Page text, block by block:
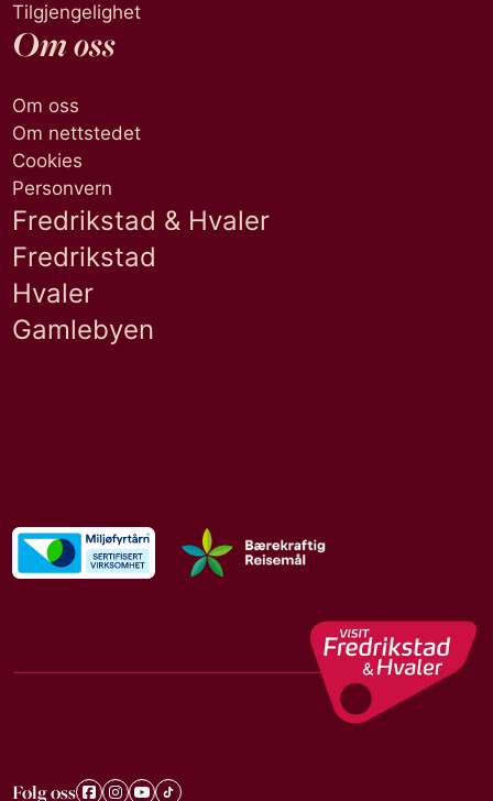
Tilgjengelighet
Om oss
Om oss
Om nettstedet
Cookies
Personvern
Fredrikstad & Hvaler
Fredrikstad
Hvaler
Gamlebyen
Følg oss